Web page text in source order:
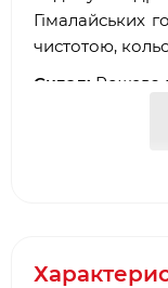
Гімалайських
чистотою,
Склад: Рожева
Харчова та